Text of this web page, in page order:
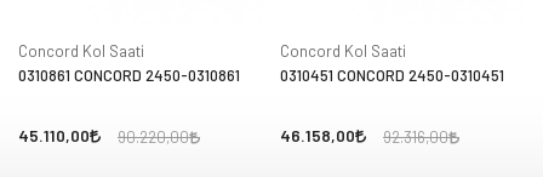
Concord Kol Saati
0310861 CONCORD 2450-0310861
45.110,00 90.220,00
Concord Kol Saati
0310451 CONCORD 2450-0310451
46.158,00 92.316,00